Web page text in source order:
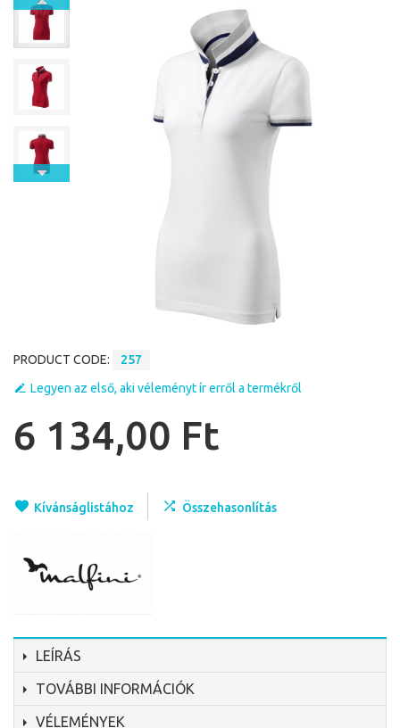
PRODUCT CODE:
257
Legyen az első, aki véleményt ír erről a termékről
6 134,00 Ft
Kívánságlistához Összehasonlítás
LEÍRÁS
TOVÁBBI INFORMÁCIÓK
VÉLEMÉNYEK